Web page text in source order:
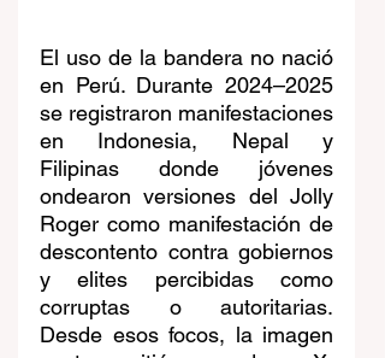
El uso de la bandera no nació
en Perú. Durante 2024–2025
se registraron manifestaciones
en Indonesia, Nepal y
Filipinas donde jóvenes
ondearon versiones del Jolly
Roger como manifestación de
descontento contra gobiernos
y elites percibidas como
corruptas o autoritarias.
Desde esos focos, la imagen